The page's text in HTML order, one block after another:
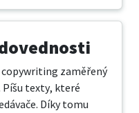
zaměřený
Píšu texty, které
Díky tomu